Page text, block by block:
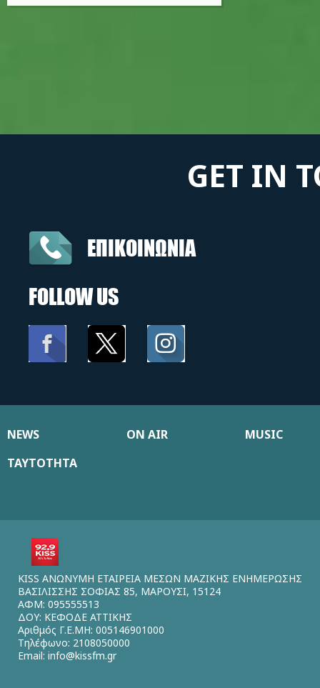
GET IN
ΕΠΙΚΟΙΝΩΝΙΑ
FOLLOW US
NEWS ON AIR
MUSIC
ΤΑΥΤΟΤΗΤΑ
KISS ΑΝΩΝΥΜΗ ΕΤΑΙΡΕΙΑ ΜΕΣΩΝ ΜΑΖΙΚΗΣ ΕΝΗΜΕΡΩΣΗΣ
ΒΑΣΙΛΙΣΣΗΣ ΣΟΦΙΑΣ 85, ΜΑΡΟΥΣΙ, 15124
ΑΦΜ: 095555513
ΔΟΥ: ΚΕΦΟΔΕ ΑΤΤΙΚΗΣ
Αριθμός Γ.Ε.ΜΗ: 005146901000
Τηλέφωνο: 2108050000
Email: info@kissfm.gr